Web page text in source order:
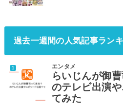
過去一週間の人気記事ラン
エンタメ
らいじんが御
のテレビ出演
てみた